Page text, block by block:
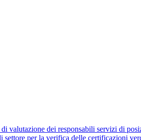
valutazione dei responsabili servizi di
settore per la verifica delle certificazioni